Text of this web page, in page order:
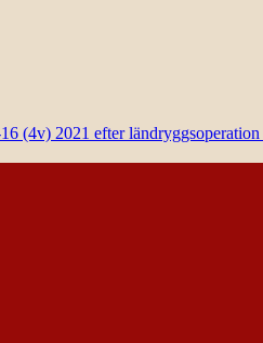
(4v) 2021 efter ländryggsoperation